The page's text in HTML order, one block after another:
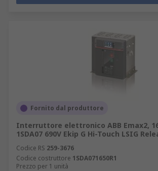
Fornito dal produttore
Interruttore elettronico ABB Emax2,
1SDA07 690V Ekip G Hi-Touch LSIG
Codice RS 259-3676
Codice costruttore 1SDA071650R1
Prezzo per 1 unità